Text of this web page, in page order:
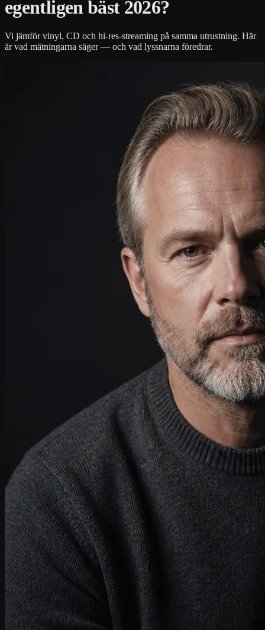
egentligen bäst 2026?
Vi jämför vinyl, CD och hi-res-streaming på samma utrustning. Här
är vad mätningarna säger — och vad lyssnarna föredrar.